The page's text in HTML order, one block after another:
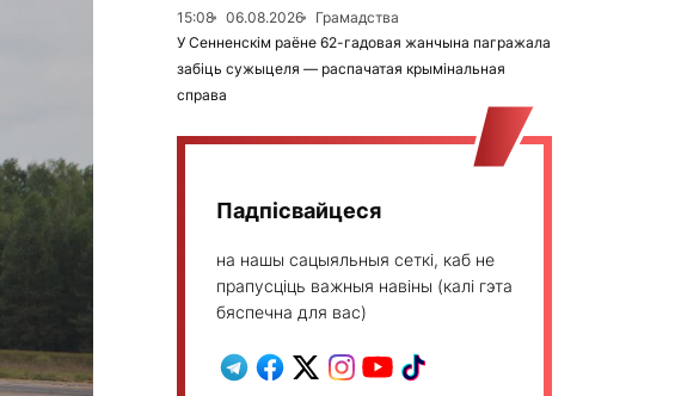
15:08
06.08.2026
Грамадства
У Сенненскім раёне 62-гадовая жанчына пагражала
забіць сужыцеля — распачатая крымінальная
справа
Падпісвайцеся
на нашы сацыяльныя сеткі, каб не
прапусціць важныя навіны (калі гэта
бяспечна для вас)